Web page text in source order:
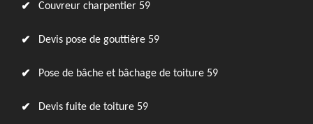
Couvreur charpentier 59
Devis pose de gouttière 59
Pose de bâche et bâchage de toiture 59
Devis fuite de toiture 59